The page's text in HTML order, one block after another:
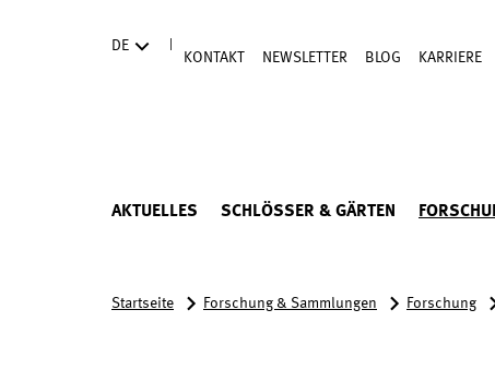
DE
KONTAKT NEWSLETTER BLOG KARRIERE
AKTUELLES SCHLÖSSER & GÄRTEN
Startseite Forschung & Sammlungen Forschung